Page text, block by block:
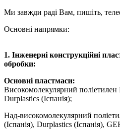
Ми завжди раді Вам, пишіть,
Основні напрямки:
1. Інженерні конструкційні
обробки:
Основні пластмаси:
Високомолекулярний поліетилен
Durplastics (Іспанія);
Над-високомолекулярний
(Іспанія), Durplastics (Іспанія),